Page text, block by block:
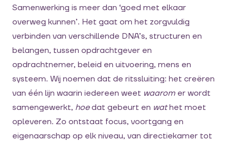
Samenwerking is meer dan ‘goed met elkaar
overweg kunnen’. Het gaat om het zorgvuldig
verbinden van verschillende DNA’s, structuren en
belangen, tussen opdrachtgever en
opdrachtnemer, beleid en uitvoering, mens en
systeem. Wij noemen dat de ritssluiting: het creëren
van één lijn waarin iedereen weet waarom er wordt
samengewerkt, hoedat gebeurt en wathet moet
opleveren. Zo ontstaat focus, voortgang en
eigenaarschap op elk niveau, van directiekamer tot